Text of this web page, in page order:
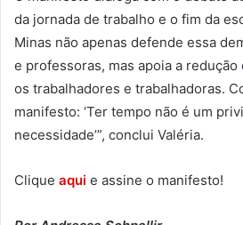
da jornada de trabalho e o fim da
Minas não apenas defende essa
e professoras, mas apoia a redução
os trabalhadores e trabalhadoras.
manifesto: ‘Ter tempo não é um
necessidade’”, conclui Valéria.
Clique aqui e assine o manifesto!